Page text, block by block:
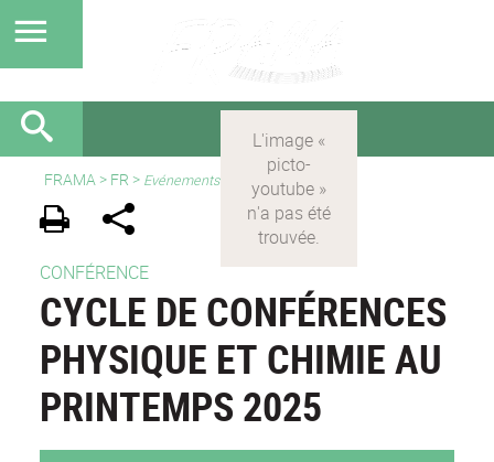
FRAMA > FR > Evénements
CONFÉRENCE
CYCLE DE CONFÉRENCES
PHYSIQUE ET CHIMIE AU
PRINTEMPS 2025